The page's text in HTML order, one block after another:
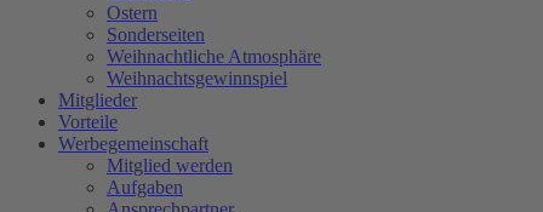
Ostern
Sonderseiten
Weihnachtliche Atmosphäre
Weihnachtsgewinnspiel
Mitglieder
Vorteile
Werbegemeinschaft
Mitglied werden
Aufgaben